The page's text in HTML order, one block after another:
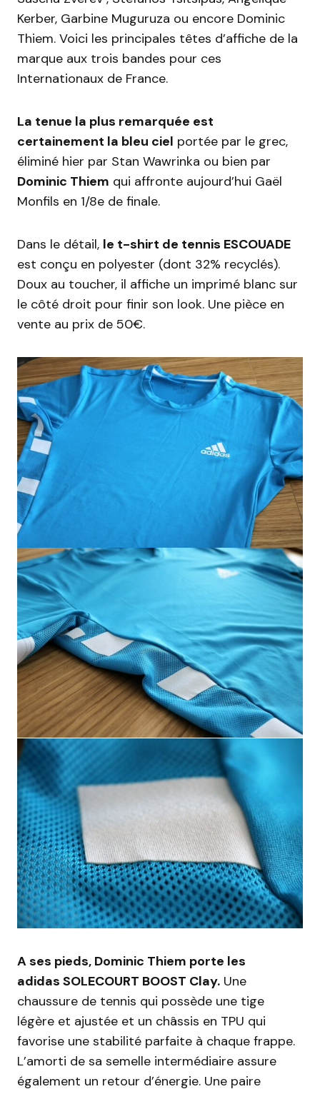
Kerber, Garbine Muguruza ou encore Dominic
Thiem. Voici les principales têtes d’affiche de la
marque aux trois bandes pour ces
Internationaux de France.
La tenue la plus remarquée est
certainement la bleu ciel portée par le grec,
éliminé hier par Stan Wawrinka ou bien par
Dominic Thiem qui affronte aujourd’hui Gaël
Monfils en 1/8e de finale.
Dans le détail, le t-shirt de tennis ESCOUADE
est conçu en polyester (dont 32% recyclés).
Doux au toucher, il affiche un imprimé blanc sur
le côté droit pour finir son look. Une pièce en
vente au prix de 50€.
A ses pieds, Dominic Thiem porte les
adidas SOLECOURT BOOST Clay. Une
chaussure de tennis qui possède une tige
légère et ajustée et un châssis en TPU qui
favorise une stabilité parfaite à chaque frappe.
L’amorti de sa semelle intermédiaire assure
également un retour d’énergie. Une paire